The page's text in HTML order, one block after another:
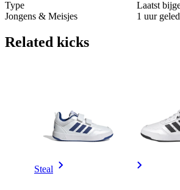
Type
Jongens & Meisjes
Laatst
1 uur
Related kicks
Steal